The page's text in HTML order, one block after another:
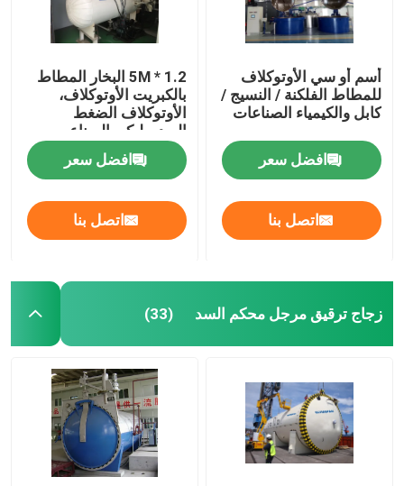
أسم أو سي الأوتوكلاف
للمطاط الفلكنة / النسيج /
كابل والكيمياء الصناعات
افضل سعر
اتصل بنا
1.2 * 5M البخار المطاط
بالكبريت الأوتوكلاف،
الأوتوكلاف الضغط
الهيدروليكي الصناعي
افضل سعر
اتصل بنا
زجاج ترقيق مرجل محكم السد (33)